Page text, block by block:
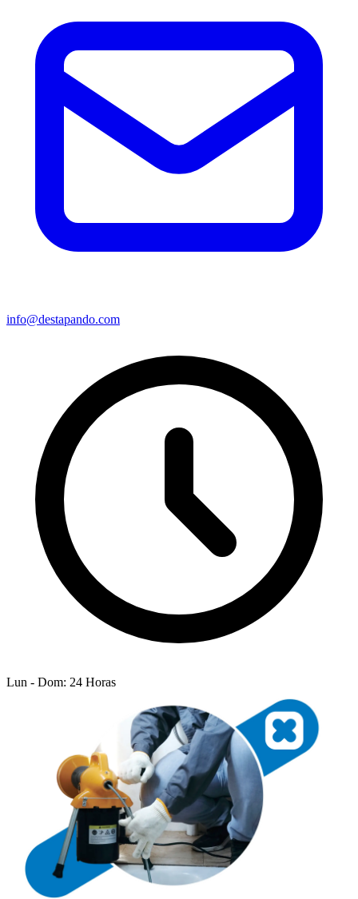
info@destapando.com
Lun - Dom: 24 Horas